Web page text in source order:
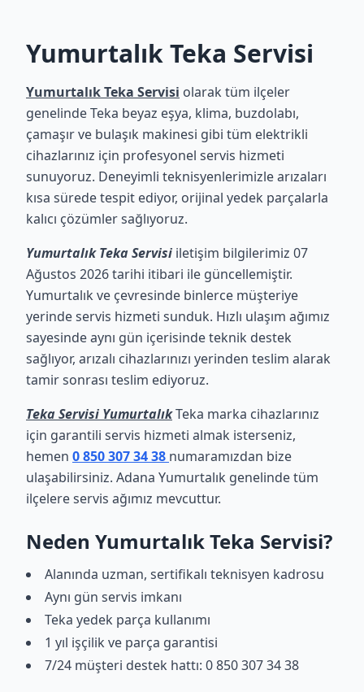
Yumurtalık Teka Servisi
Yumurtalık Teka Servisi olarak tüm ilçeler
genelinde Teka beyaz eşya, klima, buzdolabı,
çamaşır ve bulaşık makinesi gibi tüm elektrikli
cihazlarınız için profesyonel servis hizmeti
sunuyoruz. Deneyimli teknisyenlerimizle arızaları
kısa sürede tespit ediyor, orijinal yedek parçalarla
kalıcı çözümler sağlıyoruz.
Yumurtalık Teka Servisi iletişim bilgilerimiz 07
Ağustos 2026 tarihi itibari ile güncellemiştir.
Yumurtalık ve çevresinde binlerce müşteriye
yerinde servis hizmeti sunduk. Hızlı ulaşım ağımız
sayesinde aynı gün içerisinde teknik destek
sağlıyor, arızalı cihazlarınızı yerinden teslim alarak
tamir sonrası teslim ediyoruz.
Teka Servisi YumurtalıkTeka marka cihazlarınız
için garantili servis hizmeti almak isterseniz,
hemen 0 850 307 34 38 numaramızdan bize
ulaşabilirsiniz. Adana Yumurtalık genelinde tüm
ilçelere servis ağımız mevcuttur.
Neden Yumurtalık Teka Servisi?
Alanında uzman, sertifikalı teknisyen kadrosu
Aynı gün servis imkanı
Teka yedek parça kullanımı
1 yıl işçilik ve parça garantisi
7/24 müşteri destek hattı: 0 850 307 34 38